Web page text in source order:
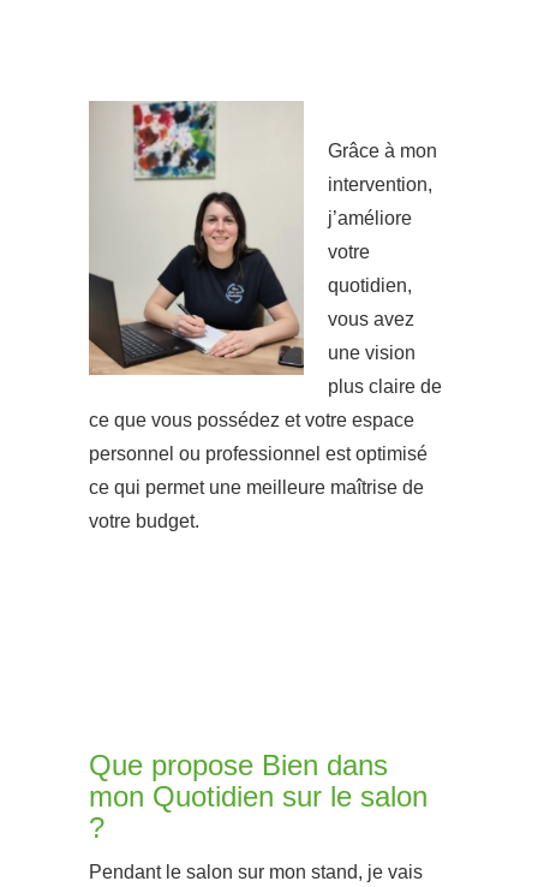
Grâce à mon
intervention,
j’améliore
votre
quotidien,
vous avez
une vision
plus claire de
ce que vous possédez et votre espace
personnel ou professionnel est optimisé
ce qui permet une meilleure maîtrise de
votre budget.
Que propose Bien dans
mon Quotidien sur le salon
?
Pendant le salon sur mon stand, je vais